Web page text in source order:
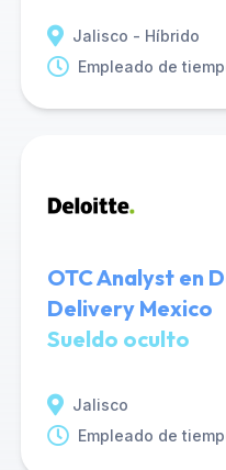
Jalisco - Híbrido
Empleado de
OTC Analyst en
Delivery Mexico
Sueldo oculto
Jalisco
Empleado de